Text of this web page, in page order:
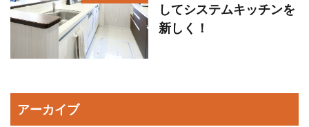
してシステムキッチンを
新しく！
アーカイブ